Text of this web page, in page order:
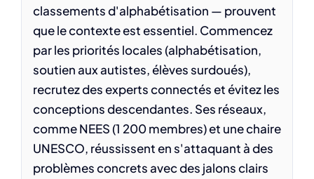
classements d'alphabétisation — prouvent
que le contexte est essentiel. Commencez
par les priorités locales (alphabétisation,
soutien aux autistes, élèves surdoués),
recrutez des experts connectés et évitez les
conceptions descendantes. Ses réseaux,
comme NEES (1 200 membres) et une chaire
UNESCO, réussissent en s'attaquant à des
problèmes concrets avec des jalons clairs